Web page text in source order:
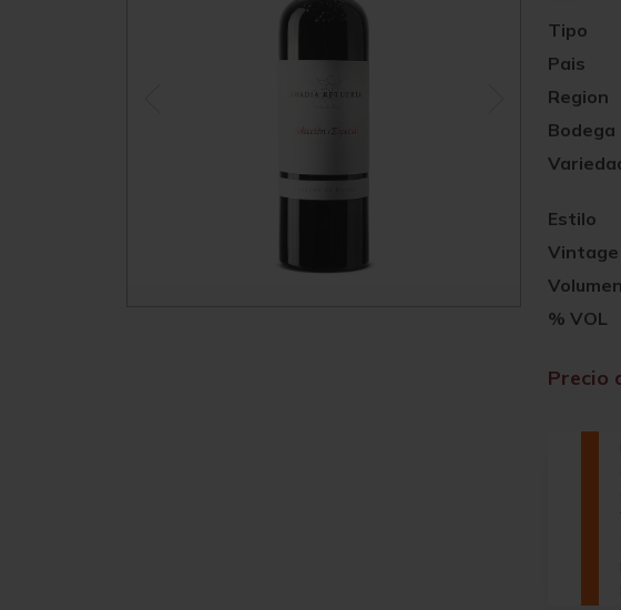
Pais
Vintage
Region
Volumen
Bodega
% VOL
Tipo
Estilo
Precio